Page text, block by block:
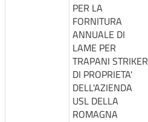
PER LA
FORNITURA
ANNUALE DI
LAME PER
TRAPANI STRIKER
DI PROPRIETA'
DELL'AZIENDA
USL DELLA
ROMAGNA